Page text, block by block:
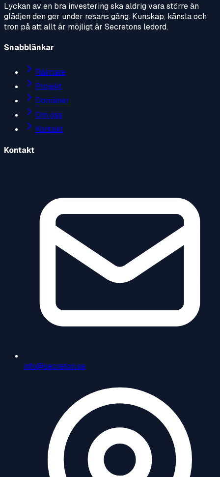
Lyckan av en bra investering ska aldrig vara större än
glädjen den ger under resans gång. Kunskap, känsla och
tron på att allt är möjligt är Secretons ledord.
Snabblänkar
Räknare
Projekt
Domäner
Om oss
Kontakt
Kontakt
info@secreton.se